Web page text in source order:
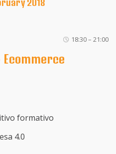
18:30 – 21:00
formativo
4.0